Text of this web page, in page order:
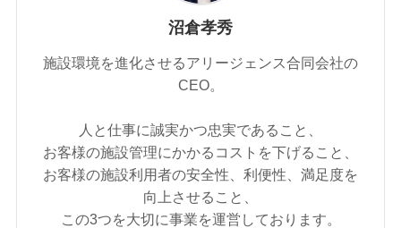
沼倉孝秀
施設環境を進化させるアリージェンス合同会社の
CEO。
人と仕事に誠実かつ忠実であること、
お客様の施設管理にかかるコストを下げること、
お客様の施設利用者の安全性、利便性、満足度を
向上させること、
この3つを大切に事業を運営しております。